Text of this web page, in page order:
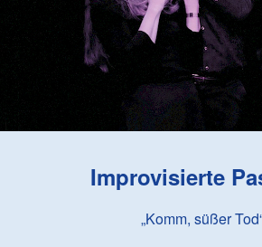
Improvisierte
„Komm, süßer